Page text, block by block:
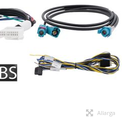
Allarga